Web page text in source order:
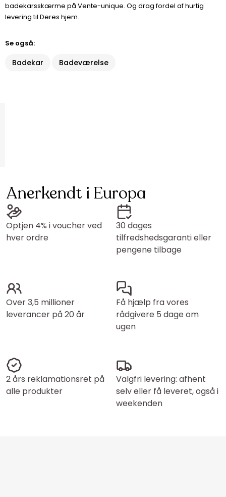
badekarsskærme på Vente-unique. Og drag fordel af hurtig
levering til Deres hjem.
Se også:
Badekar Badeværelse
Anerkendt i Europa
Optjen 4% i voucher ved
hver ordre
30 dages
tilfredshedsgaranti eller
pengene tilbage
Over 3,5 millioner
leverancer på 20 år
Få hjælp fra vores
rådgivere 5 dage om
ugen
2 års reklamationsret på
alle produkter
Valgfri levering: afhent
selv eller få leveret, også i
weekenden